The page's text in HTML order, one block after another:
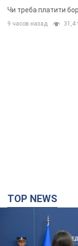
неочікуване
Чи треба платити
9 часов назад 31,4
TOP NEWS